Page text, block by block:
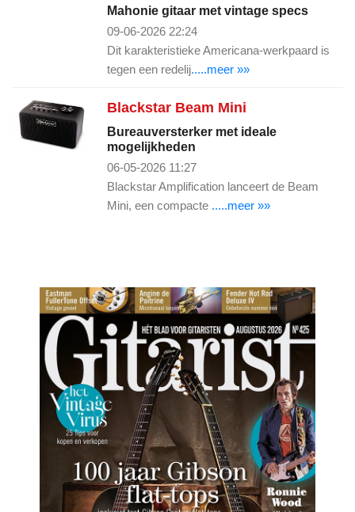
Mahonie gitaar met vintage specs
09-06-2026 22:24
Dit karakteristieke Americana-werkpaard is
tegen een redelij.....meer »»
Blackstar Beam Mini
Bureauversterker met ideale
mogelijkheden
06-05-2026 11:27
Blackstar Amplification lanceert de Beam
Mini, een compacte .....meer »»